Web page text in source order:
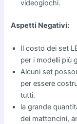
videogiochi.
Aspetti Negativi:
Il costo dei set
per i modelli più
Alcuni set
per essere
tutti.
la grande
dei mattoncini,